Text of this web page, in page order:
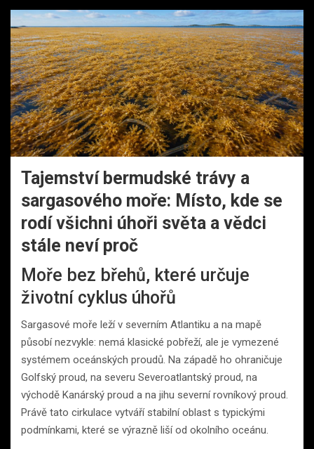
Tajemství bermudské trávy a
sargasového moře: Místo, kde se
rodí všichni úhoři světa a vědci
stále neví proč
Moře bez břehů, které určuje
životní cyklus úhořů
Sargasové moře leží v severním Atlantiku a na mapě
působí nezvykle: nemá klasické pobřeží, ale je vymezené
systémem oceánských proudů. Na západě ho ohraničuje
Golfský proud, na severu Severoatlantský proud, na
východě Kanárský proud a na jihu severní rovníkový proud.
Právě tato cirkulace vytváří stabilní oblast s typickými
podmínkami, které se výrazně liší od okolního oceánu.